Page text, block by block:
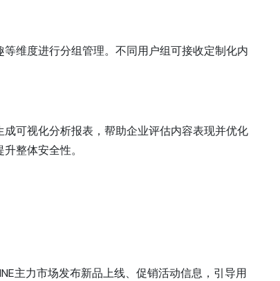
维度进行分组管理。不同用户组可接收定制化内
可视化分析报表，帮助企业评估内容表现并优化
整体安全性。
主力市场发布新品上线、促销活动信息，引导用